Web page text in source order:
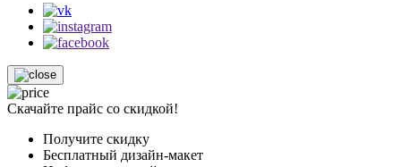
Скачайте прайс со скидкой!
Получите скидку
Бесплатный дизайн-макет